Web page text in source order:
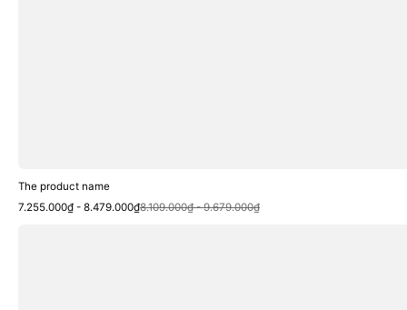
The product name
Sale
7.255.000₫ - 8.479.000₫
Regular
8.109.000₫ - 9.679.000₫